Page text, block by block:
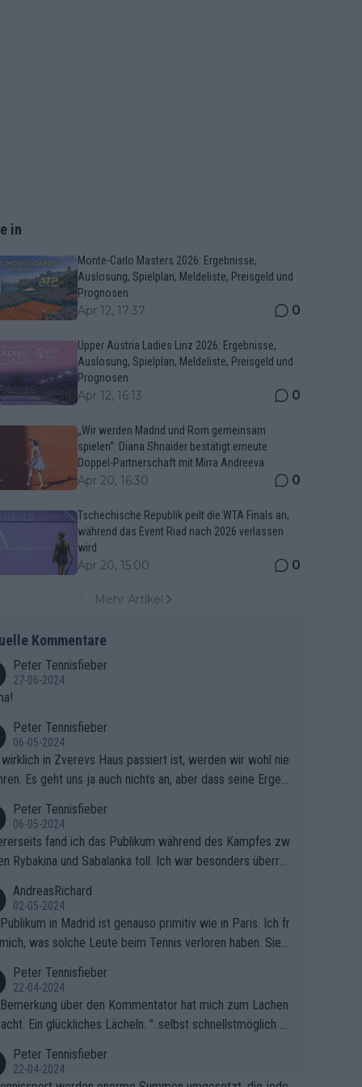
in
Monte-Carlo Masters 2026: Ergebnisse,
Auslosung, Spielplan, Meldeliste, Preisgeld und
Prognosen
Apr 12, 17:37 0
Upper Austria Ladies Linz 2026: Ergebnisse,
Auslosung, Spielplan, Meldeliste, Preisgeld und
Prognosen
Apr 12, 16:13 0
„Wir werden Madrid und Rom gemeinsam
spielen“: Diana Shnaider bestätigt erneute
Doppel-Partnerschaft mit Mirra Andreeva
Apr 20, 16:30 0
Tschechische Republik peilt die WTA Finals an,
während das Event Riad nach 2026 verlassen
wird
Apr 20, 15:00 0
Mehr Artikel
Kommentare
Peter Tennisfieber
27-06-2024
Peter Tennisfieber
06-05-2024
wirklich in Zverevs Haus passiert ist, werden wir wohl nie
Es geht uns ja auch nichts an, aber dass seine Ergeb
Peter Tennisfieber
06-05-2024
fand ich das Publikum während des Kampfes zw
Rybakina und Sabalanka toll. Ich war besonders überras
AndreasRichard
02-05-2024
in Madrid ist genauso primitiv wie in Paris. Ich fr
was solche Leute beim Tennis verloren haben. Sie s
Peter Tennisfieber
22-04-2024
über den Kommentator hat mich zum Lachen
Ein glückliches Lächeln. "..selbst schnellstmöglich na
Peter Tennisfieber
22-04-2024